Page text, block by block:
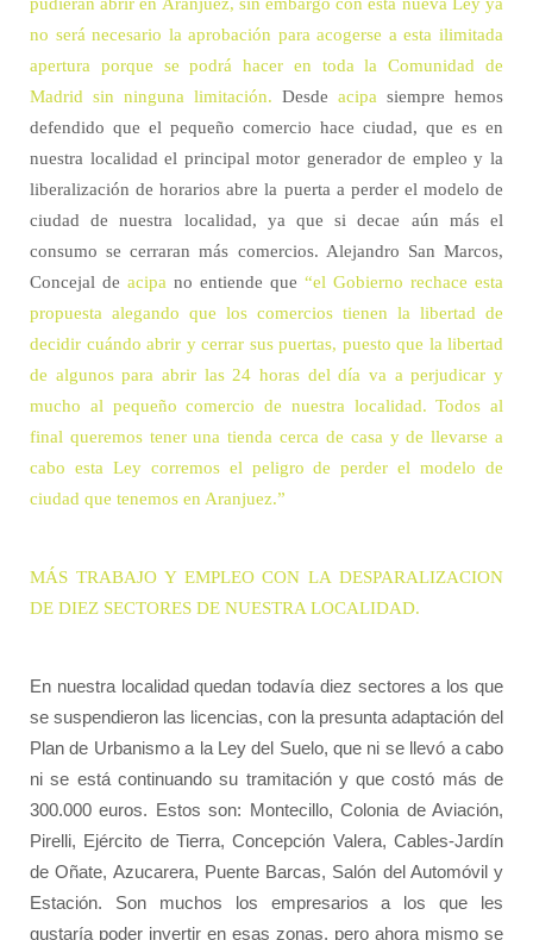
no será necesario la aprobación para acogerse a esta ilimitada
apertura porque se podrá hacer en toda la Comunidad de
Madrid sin ninguna limitación. Desde acipa siempre hemos
defendido que el pequeño comercio hace ciudad, que es en
nuestra localidad el principal motor generador de empleo y la
liberalización de horarios abre la puerta a perder el modelo de
ciudad de nuestra localidad, ya que si decae aún más el
consumo se cerraran más comercios. Alejandro San Marcos,
Concejal de acipa no entiende que “el Gobierno rechace esta
propuesta alegando que los comercios tienen la libertad de
decidir cuándo abrir y cerrar sus puertas, puesto que la libertad
de algunos para abrir las 24 horas del día va a perjudicar y
mucho al pequeño comercio de nuestra localidad. Todos al
final queremos tener una tienda cerca de casa y de llevarse a
cabo esta Ley corremos el peligro de perder el modelo de
ciudad que tenemos en Aranjuez.”
MÁS TRABAJO Y EMPLEO CON LA DESPARALIZACION
DE DIEZ SECTORES DE NUESTRA LOCALIDAD.
En nuestra localidad quedan todavía diez sectores a los que
se suspendieron las licencias, con la presunta adaptación del
Plan de Urbanismo a la Ley del Suelo, que ni se llevó a cabo
ni se está continuando su tramitación y que costó más de
300.000 euros. Estos son: Montecillo, Colonia de Aviación,
Pirelli, Ejército de Tierra, Concepción Valera, Cables-Jardín
de Oñate, Azucarera, Puente Barcas, Salón del Automóvil y
Estación. Son muchos los empresarios a los que les
gustaría poder invertir en esas zonas, pero ahora mismo se